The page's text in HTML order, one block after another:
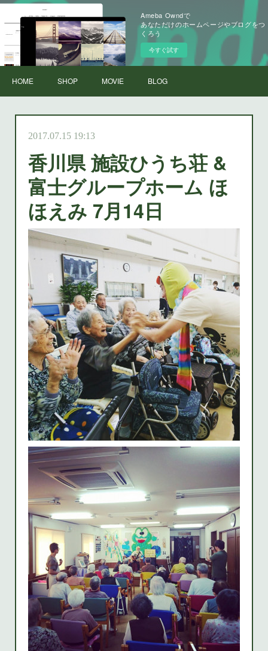
Ameba Owndで
あなただけのホームページやブログをつ
くろう
今すぐ試す
HOME SHOP MOVIE BLOG
2017.07.15 19:13
香川県 施設ひうち荘 &
富士グループホーム ほ
ほえみ 7月14日